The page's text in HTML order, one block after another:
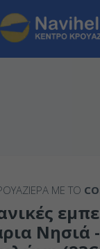
ΜΕ ΤΟ
Νησιά